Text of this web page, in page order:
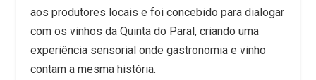
aos produtores locais e foi concebido para dialogar
com os vinhos da Quinta do Paral, criando uma
experiência sensorial onde gastronomia e vinho
contam a mesma história.